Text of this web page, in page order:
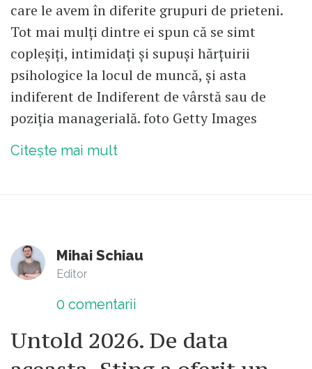
care le avem în diferite grupuri de prieteni.
Tot mai mulți dintre ei spun că se simt
copleșiți, intimidați și supuși hărțuirii
psihologice la locul de muncă, și asta
indiferent de Indiferent de vârstă sau de
poziția managerială. foto Getty Images
Citește mai mult
Mihai Schiau
Editor
0 comentarii
Untold 2026. De data